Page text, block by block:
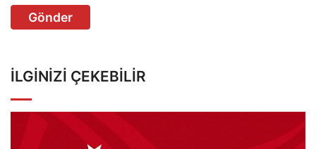
Gönder
İLGINIZI ÇEKEBILIR